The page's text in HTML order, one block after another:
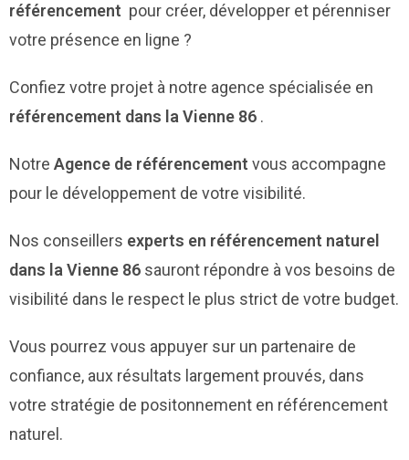
référencement pour créer, développer et pérenniser
votre présence en ligne ?
Confiez votre projet à notre agence spécialisée en
référencement dans la Vienne 86 .
Notre Agence de référencement vous accompagne
pour le développement de votre visibilité.
Nos conseillers experts en référencement naturel
dans la Vienne 86 sauront répondre à vos besoins de
visibilité dans le respect le plus strict de votre budget.
Vous pourrez vous appuyer sur un partenaire de
confiance, aux résultats largement prouvés, dans
votre stratégie de positonnement en référencement
naturel.